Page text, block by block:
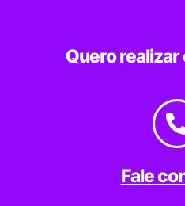
Quero realizar
Fale